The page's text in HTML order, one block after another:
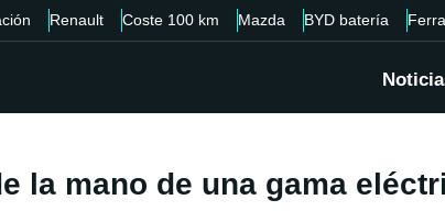
Renault Coste 100 km Mazda BYD batería
la mano de una gama